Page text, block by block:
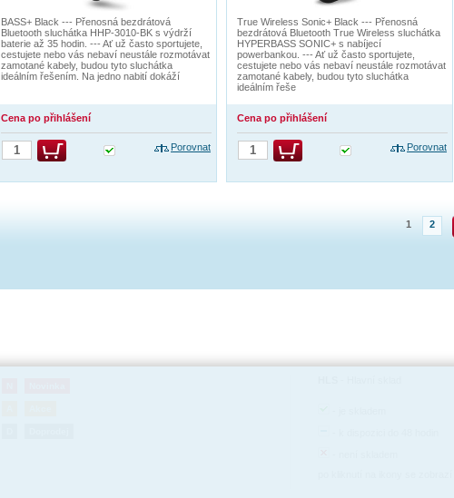
BASS+ Black --- Přenosná bezdrátová
Bluetooth sluchátka HHP-3010-BK s výdrží
baterie až 35 hodin. --- Ať už často sportujete,
cestujete nebo vás nebaví neustále rozmotávat
zamotané kabely, budou tyto sluchátka
ideálním řešením. Na jedno nabití dokáží
Cena po přihlášení
Porovnat
True Wireless Sonic+ Black --- Přenosná
bezdrátová Bluetooth True Wireless sluchátka
HYPERBASS SONIC+ s nabíjecí
powerbankou. --- Ať už často sportujete,
cestujete nebo vás nebaví neustále rozmotávat
zamotané kabely, budou tyto sluchátka
ideálním řeše
Cena po přihlášení
Porovnat
1 2